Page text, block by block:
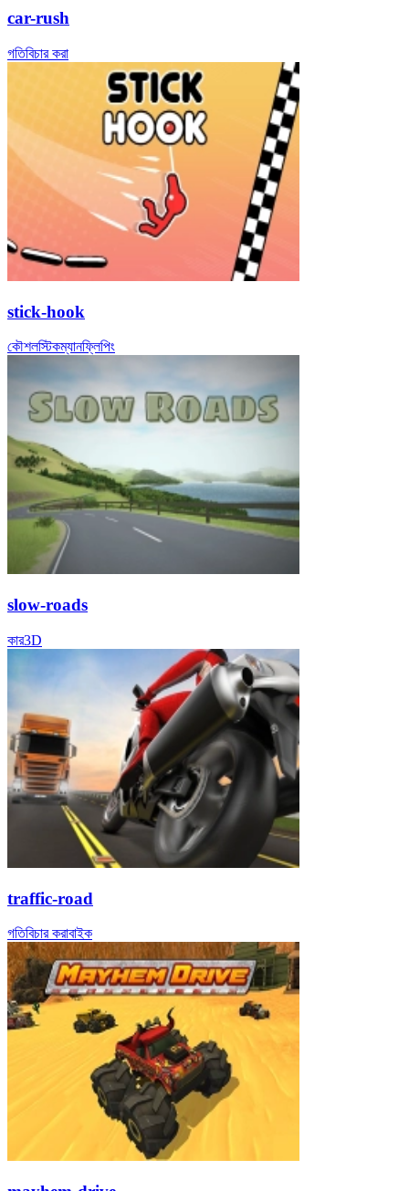
car-rush
গতিবিচার করা
stick-hook
কৌশলস্টিকম্যানফ্লিপিং
slow-roads
কার3D
traffic-road
গতিবিচার করাবাইক